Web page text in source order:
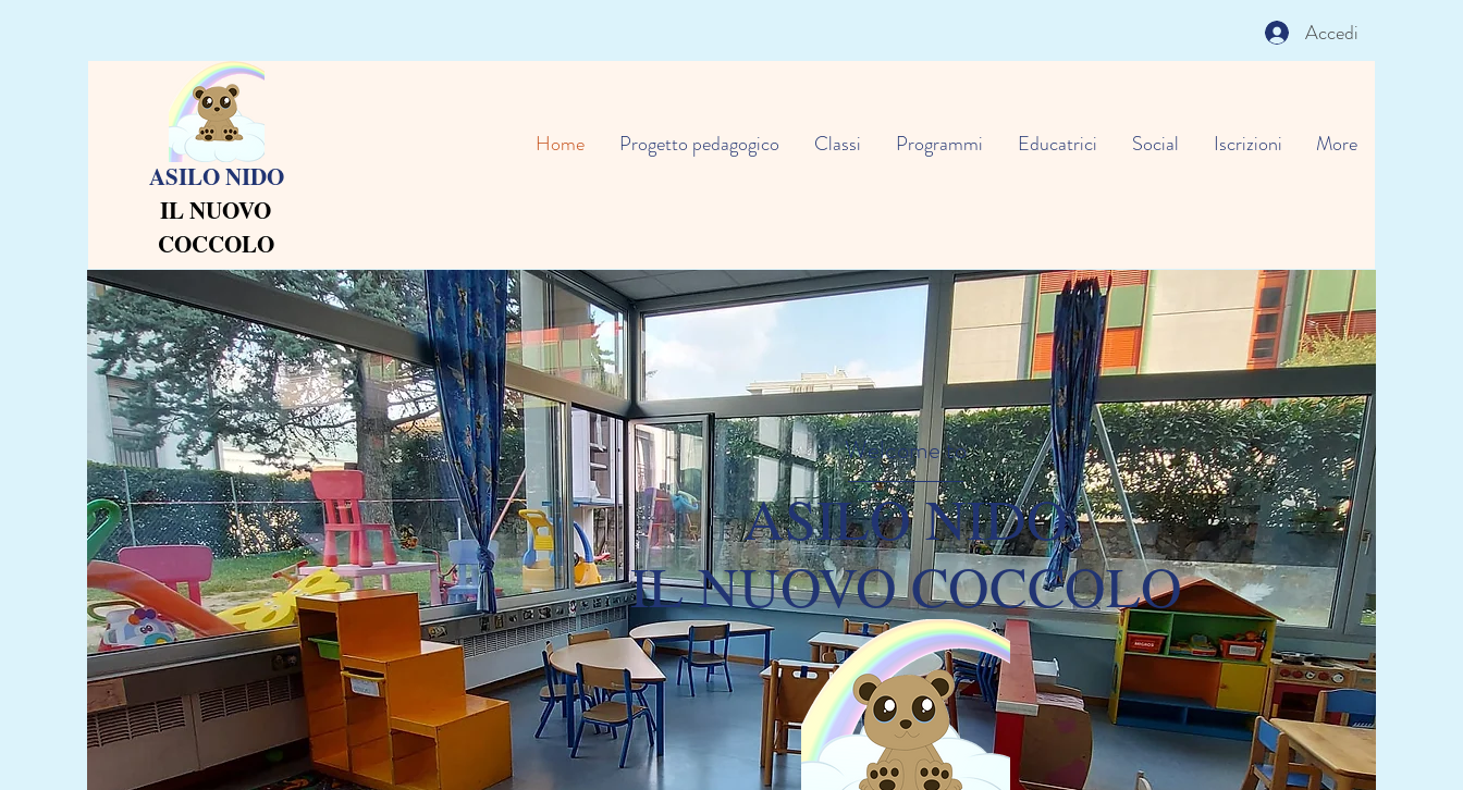
Accedi
ASILO NIDO
IL NUOVO
COCCOLO
Home Progetto pedagogico Classi Programmi Educatrici Social Iscrizioni More
Welcome to
ASILO NIDO
IL NUOVO COCCOLO